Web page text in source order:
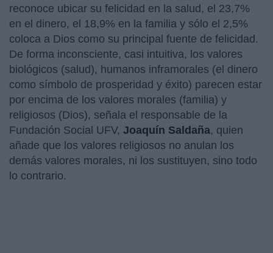
reconoce ubicar su felicidad en la salud, el 23,7%
en el dinero, el 18,9% en la familia y sólo el 2,5%
coloca a Dios como su principal fuente de felicidad.
De forma inconsciente, casi intuitiva, los valores
biológicos (salud), humanos inframorales (el dinero
como símbolo de prosperidad y éxito) parecen estar
por encima de los valores morales (familia) y
religiosos (Dios), señala el responsable de la
Fundación Social UFV, Joaquín Saldaña, quien
añade que los valores religiosos no anulan los
demás valores morales, ni los sustituyen, sino todo
lo contrario.